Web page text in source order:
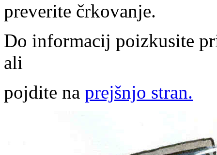
preverite črkovanje.
Do informacij poizkusite
ali
pojdite na prejšnjo stran.